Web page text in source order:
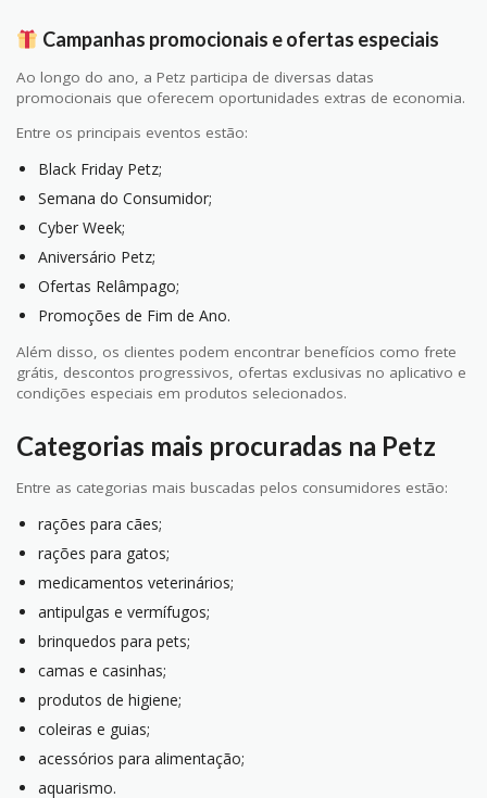
Campanhas promocionais e ofertas especiais
Ao longo do ano, a Petz participa de diversas datas
promocionais que oferecem oportunidades extras de economia.
Entre os principais eventos estão:
Black Friday Petz;
Semana do Consumidor;
Cyber Week;
Aniversário Petz;
Ofertas Relâmpago;
Promoções de Fim de Ano.
Além disso, os clientes podem encontrar benefícios como frete
grátis, descontos progressivos, ofertas exclusivas no aplicativo e
condições especiais em produtos selecionados.
Categorias mais procuradas na Petz
Entre as categorias mais buscadas pelos consumidores estão:
rações para cães;
rações para gatos;
medicamentos veterinários;
antipulgas e vermífugos;
brinquedos para pets;
camas e casinhas;
produtos de higiene;
coleiras e guias;
acessórios para alimentação;
aquarismo.